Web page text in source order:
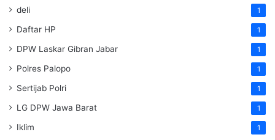
deli 1
Daftar HP 1
DPW Laskar Gibran Jabar 1
Polres Palopo 1
Sertijab Polri 1
LG DPW Jawa Barat 1
Iklim 1